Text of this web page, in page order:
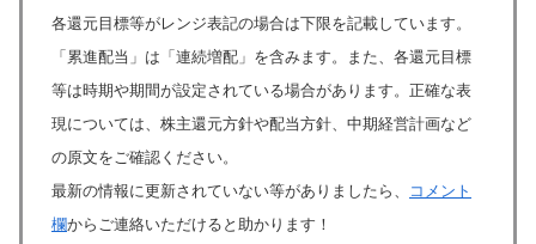
各還元目標等がレンジ表記の場合は下限を記載しています。
「累進配当」は「連続増配」を含みます。また、各還元目標
等は時期や期間が設定されている場合があります。正確な表
現については、株主還元方針や配当方針、中期経営計画など
の原文をご確認ください。
最新の情報に更新されていない等がありましたら、
コメント
欄からご連絡いただけると助かります！